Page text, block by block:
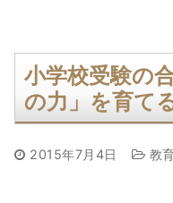
小学校受験の
の力」を育て
2015年7月4日 教